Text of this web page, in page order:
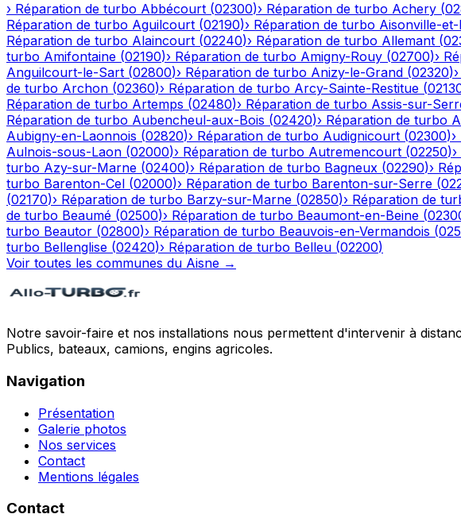
› Réparation de turbo Abbécourt (02300)› Réparation de turbo Achery (
Réparation de turbo Aguilcourt (02190)› Réparation de turbo Aisonville-
Réparation de turbo Alaincourt (02240)› Réparation de turbo Allemant (
turbo Amifontaine (02190)› Réparation de turbo Amigny-Rouy (02700)›
Anguilcourt-le-Sart (02800)› Réparation de turbo Anizy-le-Grand (02320)›
de turbo Archon (02360)› Réparation de turbo Arcy-Sainte-Restitue (
Réparation de turbo Artemps (02480)› Réparation de turbo Assis-sur-
Réparation de turbo Aubencheul-aux-Bois (02420)› Réparation de turbo
Aubigny-en-Laonnois (02820)› Réparation de turbo Audignicourt (02300)›
Aulnois-sous-Laon (02000)› Réparation de turbo Autremencourt (02250)›
turbo Azy-sur-Marne (02400)› Réparation de turbo Bagneux (02290)›
turbo Barenton-Cel (02000)› Réparation de turbo Barenton-sur-Serre (
(02170)› Réparation de turbo Barzy-sur-Marne (02850)› Réparation de
de turbo Beaumé (02500)› Réparation de turbo Beaumont-en-Beine (
turbo Beautor (02800)› Réparation de turbo Beauvois-en-Vermandois (
turbo Bellenglise (02420)› Réparation de turbo Belleu (02200)
Voir toutes les communes du Aisne →
Notre savoir-faire et nos installations nous permettent d'intervenir à
Publics, bateaux, camions, engins agricoles.
Navigation
Présentation
Galerie photos
Nos services
Contact
Mentions légales
Contact